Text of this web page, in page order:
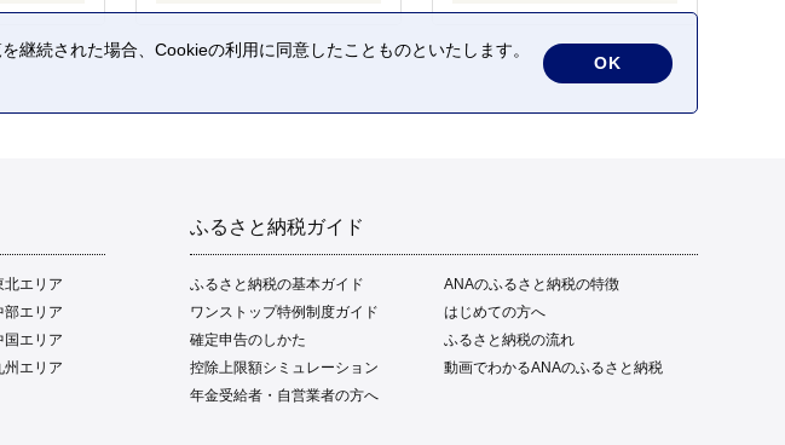
北エリア
部エリア
国エリア
州エリア
ふるさと納税ガイド
ふるさと納税の基本ガイド
ANAのふるさと納税の特徴
ワンストップ特例制度ガイド
はじめての方へ
確定申告のしかた
ふるさと納税の流れ
控除上限額シミュレーション
動画でわかるANAのふるさと納税
年金受給者・自営業者の方へ
続された場合、Cookieの利用に同意したことものといたします。
OK